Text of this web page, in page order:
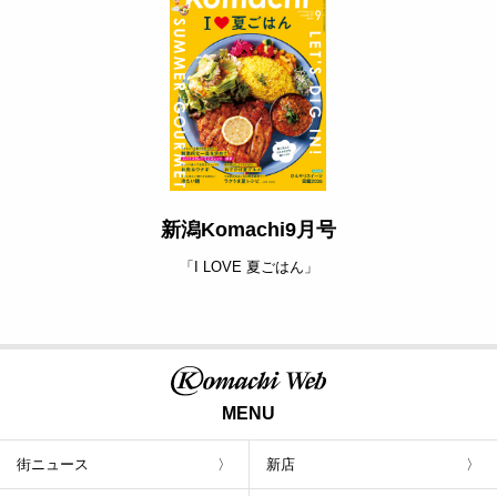
新潟Komachi9月号
「I LOVE 夏ごはん」
MENU
街ニュース 新店